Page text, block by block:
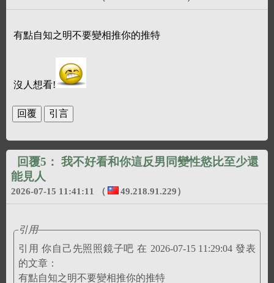
有點自知之明不要變相推你的推特
沒人想看!
回覆5： 我不好看和你這反男同變性慾比至少還
能見人
2026-07-15 11:41:11 （ 49.218.91.229）
引用
引用 你自己先照照鏡子吧 在 2026-07-15 11:29:04 發表
的文章：
有點自知之明不要變相推你的推特